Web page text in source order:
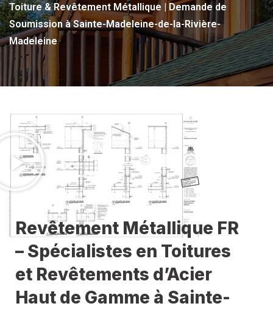
Toiture & Revêtement Métallique | Demande de
Soumission à Sainte-Madeleine-de-la-Rivière-
Madeleine
Revêtement Métallique FR
– Spécialistes en Toitures
et Revêtements d’Acier
Haut de Gamme à Sainte-